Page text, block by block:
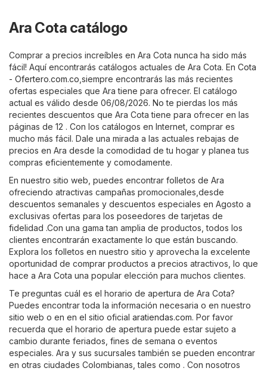
Ara Cota catálogo
Comprar a precios increíbles en Ara Cota nunca ha sido más
fácil! Aquí encontrarás catálogos actuales de Ara Cota. En Cota
- Ofertero.com.co ,siempre encontrarás las más recientes
ofertas especiales que Ara tiene para ofrecer. El catálogo
actual es válido desde 06/08/2026. No te pierdas los más
recientes descuentos que Ara Cota tiene para ofrecer en las
páginas de 12 . Con los catálogos en Internet, comprar es
mucho más fácil. Dale una mirada a las actuales rebajas de
precios en Ara desde la comodidad de tu hogar y planea tus
compras eficientemente y comodamente.
En nuestro sitio web, puedes encontrar folletos de Ara
ofreciendo atractivas campañas promocionales,desde
descuentos semanales y descuentos especiales en Agosto a
exclusivas ofertas para los poseedores de tarjetas de
fidelidad .Con una gama tan amplia de productos, todos los
clientes encontrarán exactamente lo que están buscando.
Explora los folletos en nuestro sitio y aprovecha la excelente
oportunidad de comprar productos a precios atractivos, lo que
hace a Ara Cota una popular elección para muchos clientes.
Te preguntas cuál es el horario de apertura de Ara Cota?
Puedes encontrar toda la información necesaria o en nuestro
sitio web o en en el sitio oficial aratiendas.com. Por favor
recuerda que el horario de apertura puede estar sujeto a
cambio durante feriados, fines de semana o eventos
especiales. Ara y sus sucursales también se pueden encontrar
en otras ciudades Colombianas, tales como . Con nosotros